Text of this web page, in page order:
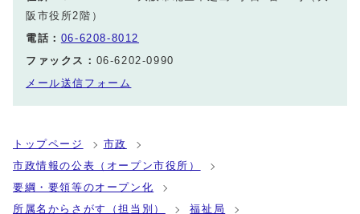
阪市役所2階）
電話： 06-6208-8012
ファックス： 06-6202-0990
メール送信フォーム
トップページ
市政
市政情報の公表（オープン市役所）
要綱・要領等のオープン化
所属名からさがす（担当別）
福祉局